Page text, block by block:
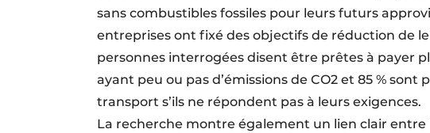
sans combustibles fossiles pour leurs futurs
entreprises ont fixé des objectifs de réduction de
personnes interrogées disent être prêtes à payer
ayant peu ou pas d’émissions de CO2 et 85 %
transport s’ils ne répondent pas à leurs exigences.
La recherche montre également un lien clair